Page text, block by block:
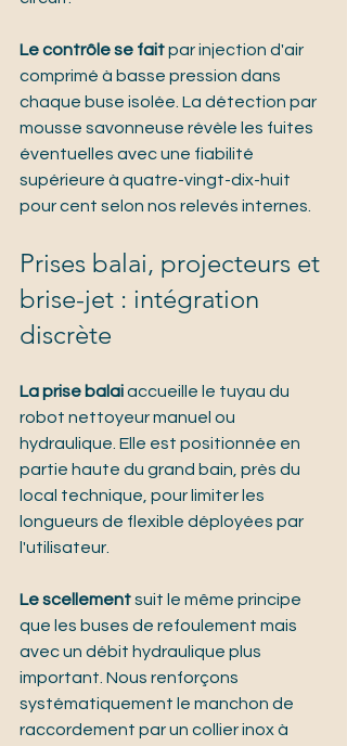
Le contrôle se fait par injection d'air
comprimé à basse pression dans
chaque buse isolée. La détection par
mousse savonneuse révèle les fuites
éventuelles avec une fiabilité
supérieure à quatre-vingt-dix-huit
pour cent selon nos relevés internes.
Prises balai, projecteurs et
brise-jet : intégration
discrète
La prise balai accueille le tuyau du
robot nettoyeur manuel ou
hydraulique. Elle est positionnée en
partie haute du grand bain, près du
local technique, pour limiter les
longueurs de flexible déployées par
l'utilisateur.
Le scellement suit le même principe
que les buses de refoulement mais
avec un débit hydraulique plus
important. Nous renforçons
systématiquement le manchon de
raccordement par un collier inox à